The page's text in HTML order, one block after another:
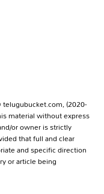
(2020-
material without express
or owner is strictly
that full and clear
and specific direction
or article being